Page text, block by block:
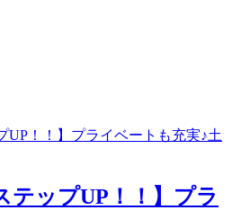
テップUP！！】プラ